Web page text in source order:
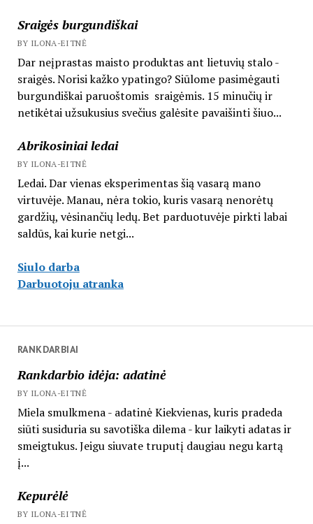
Sraigės burgundiškai
BY ILONA-EITNĖ
Dar neįprastas maisto produktas ant lietuvių stalo -
sraigės. Norisi kažko ypatingo? Siūlome pasimėgauti
burgundiškai paruoštomis sraigėmis. 15 minučių ir
netikėtai užsukusius svečius galėsite pavaišinti šiuo...
Abrikosiniai ledai
BY ILONA-EITNĖ
Ledai. Dar vienas eksperimentas šią vasarą mano
virtuvėje. Manau, nėra tokio, kuris vasarą nenorėtų
gardžių, vėsinančių ledų. Bet parduotuvėje pirkti labai
saldūs, kai kurie netgi...
Siulo darba
Darbuotoju atranka
RANKDARBIAI
Rankdarbio idėja: adatinė
BY ILONA-EITNĖ
Miela smulkmena - adatinė Kiekvienas, kuris pradeda
siūti susiduria su savotiška dilema - kur laikyti adatas ir
smeigtukus. Jeigu siuvate truputį daugiau negu kartą
į...
Kepurėlė
BY ILONA-EITNĖ